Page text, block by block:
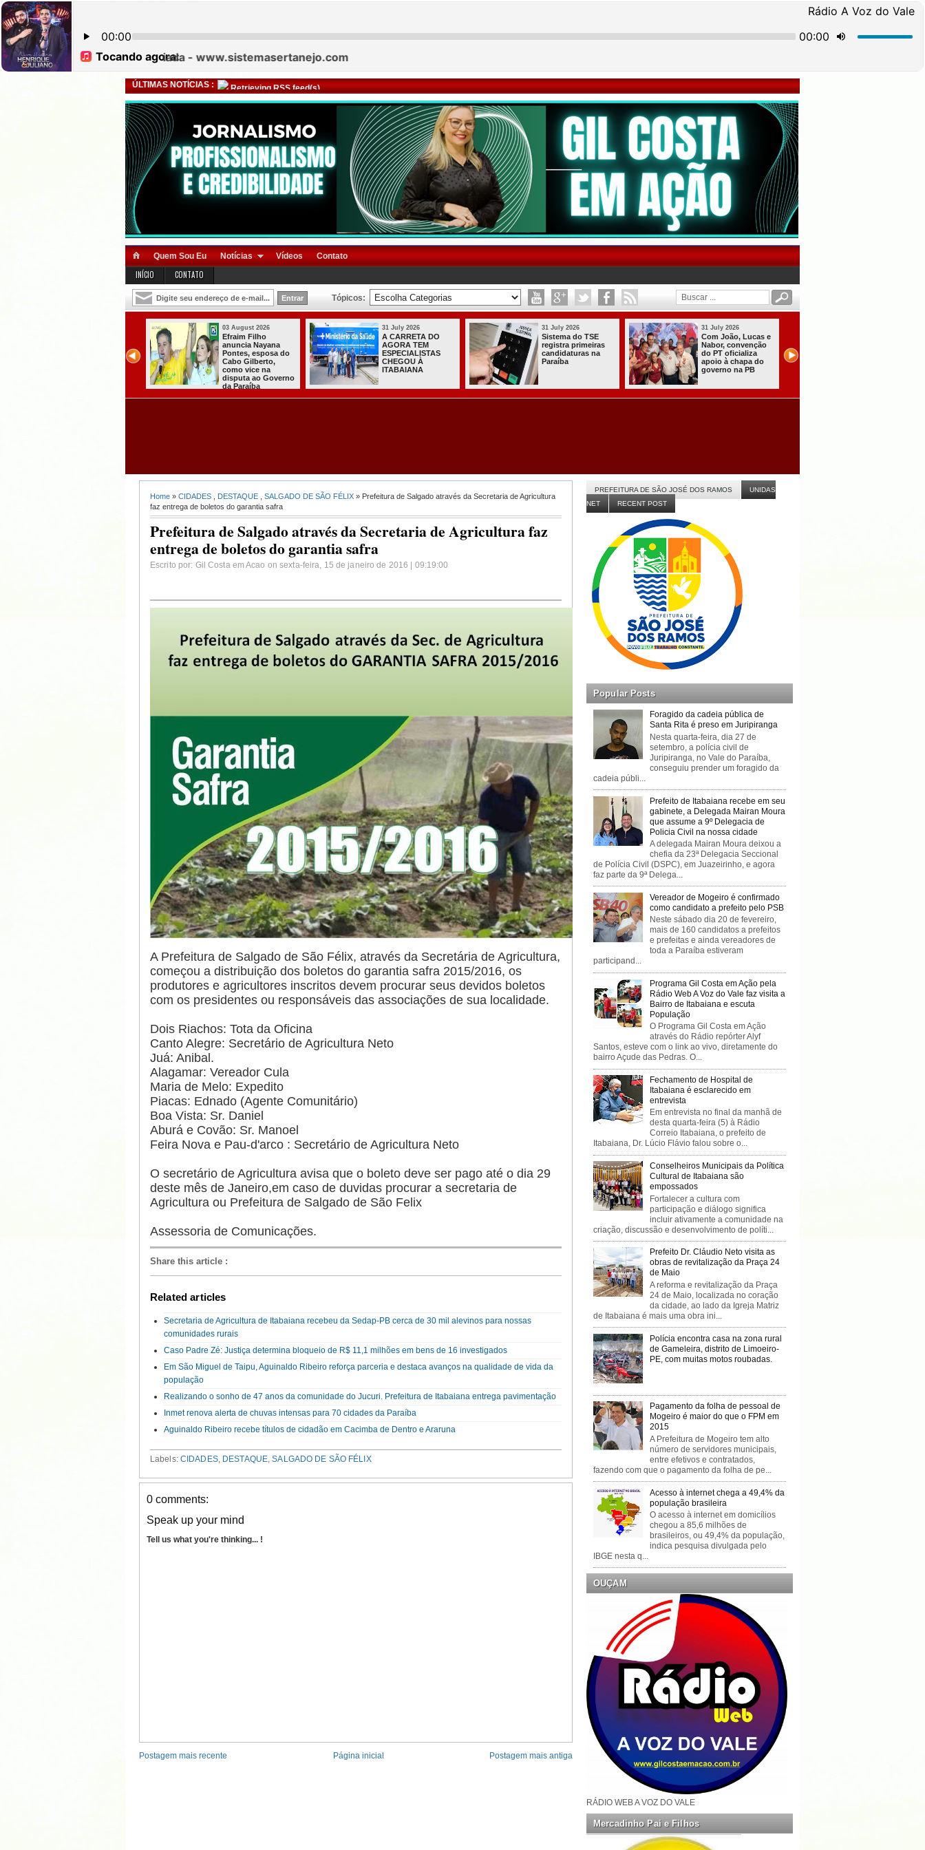
ÚLTIMAS NOTÍCIAS : Retrieving RSS feed(s)
Quem Sou Eu Notícias Vídeos Contato
INÍCIO CONTATO
Tópicos:
para concorrer ao
quarto mandato de
03 August 2026
Efraim Filho
anuncia Nayana
Pontes, esposa do
Cabo Gilberto,
como vice na
disputa ao Governo
da Paraíba
31 July 2026
A CARRETA DO
AGORA TEM
ESPECIALISTAS
CHEGOU À
ITABAIANA
31 July 2026
Sistema do TSE
registra primeiras
candidaturas na
Paraíba
31 July 2026
Com João, Lucas e
Nabor, convenção
do PT oficializa
apoio à chapa do
governo na PB
Home » CIDADES DESTAQUE SALGADO DE SÃO FÉLIX » Prefeitura de Salgado através da Secretaria de Agricultura
faz entrega de boletos do garantia safra
Prefeitura de Salgado através da Secretaria de Agricultura faz
entrega de boletos do garantia safra
Escrito por: Gil Costa em Acao on sexta-feira, 15 de janeiro de 2016 | 09:19:00
A Prefeitura de Salgado de São Félix, através da Secretária de Agricultura,
começou a distribuição dos boletos do garantia safra 2015/2016, os
produtores e agricultores inscritos devem procurar seus devidos boletos
com os presidentes ou responsáveis das associações de sua localidade.
Dois Riachos: Tota da Oficina
Canto Alegre: Secretário de Agricultura Neto
Juá: Anibal.
Alagamar: Vereador Cula
Maria de Melo: Expedito
Piacas: Ednado (Agente Comunitário)
Boa Vista: Sr. Daniel
Aburá e Covão: Sr. Manoel
Feira Nova e Pau-d'arco : Secretário de Agricultura Neto
O secretário de Agricultura avisa que o boleto deve ser pago até o dia 29
deste mês de Janeiro,em caso de duvidas procurar a secretaria de
Agricultura ou Prefeitura de Salgado de São Felix
Assessoria de Comunicações.
Share this article :
Related articles
Secretaria de Agricultura de Itabaiana recebeu da Sedap-PB cerca de 30 mil alevinos para nossas
comunidades rurais
Caso Padre Zé: Justiça determina bloqueio de R$ 11,1 milhões em bens de 16 investigados
Em São Miguel de Taipu, Aguinaldo Ribeiro reforça parceria e destaca avanços na qualidade de vida da
população
Realizando o sonho de 47 anos da comunidade do Jucuri. Prefeitura de Itabaiana entrega pavimentação
Inmet renova alerta de chuvas intensas para 70 cidades da Paraíba
Aguinaldo Ribeiro recebe títulos de cidadão em Cacimba de Dentro e Araruna
Labels: CIDADES, DESTAQUE ,SALGADO DE SÃO FÉLIX
0 comments:
Speak up your mind
Tell us what you're thinking... !
Postagem mais recente Postagem mais antiga
Página inicial
PREFEITURA DE SÃO JOSÉ DOS RAMOS
UNIDAS
NET
RECENT POST
Popular Posts
Foragido da cadeia pública de
Santa Rita é preso em Juripiranga
Nesta quarta-feira, dia 27 de
setembro, a polícia civil de
Juripiranga, no Vale do Paraíba,
conseguiu prender um foragido da
cadeia públi...
Prefeito de Itabaiana recebe em seu
gabinete, a Delegada Mairan Moura
que assume a 9º Delegacia de
Policia Civil na nossa cidade
A delegada Mairan Moura deixou a
chefia da 23ª Delegacia Seccional
de Polícia Civil (DSPC), em Juazeirinho, e agora
faz parte da 9ª Delega...
Vereador de Mogeiro é confirmado
como candidato a prefeito pelo PSB
Neste sábado dia 20 de fevereiro,
mais de 160 candidatos a prefeitos
e prefeitas e ainda vereadores de
toda a Paraíba estiveram
participand...
Programa Gil Costa em Ação pela
Rádio Web A Voz do Vale faz visita a
Bairro de Itabaiana e escuta
População
O Programa Gil Costa em Ação
através do Rádio repórter Alyf
Santos, esteve com o link ao vivo, diretamente do
bairro Açude das Pedras. O...
Fechamento de Hospital de
Itabaiana é esclarecido em
entrevista
Em entrevista no final da manhã de
desta quarta-feira (5) à Rádio
Correio Itabaiana, o prefeito de
Itabaiana, Dr. Lúcio Flávio falou sobre o...
Conselheiros Municipais da Política
Cultural de Itabaiana são
empossados
Fortalecer a cultura com
participação e diálogo significa
incluir ativamente a comunidade na
criação, discussão e desenvolvimento de políti...
Prefeito Dr. Cláudio Neto visita as
obras de revitalização da Praça 24
de Maio
A reforma e revitalização da Praça
24 de Maio, localizada no coração
da cidade, ao lado da Igreja Matriz
de Itabaiana é mais uma obra ini...
Polícia encontra casa na zona rural
de Gameleira, distrito de Limoeiro-
PE, com muitas motos roubadas.
Pagamento da folha de pessoal de
Mogeiro é maior do que o FPM em
2015
A Prefeitura de Mogeiro tem alto
número de servidores municipais,
entre efetivos e contratados,
fazendo com que o pagamento da folha de pe...
Acesso à internet chega a 49,4% da
população brasileira
O acesso à internet em domicílios
chegou a 85,6 milhões de
brasileiros, ou 49,4% da população,
indica pesquisa divulgada pelo
IBGE nesta q...
OUÇAM
RÁDIO WEB A VOZ DO VALE
Mercadinho Pai e Filhos